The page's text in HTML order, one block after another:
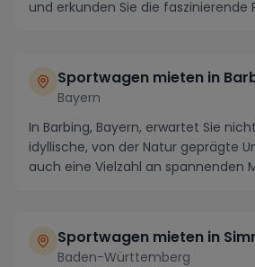
und erkunden Sie die faszinierende
Sportwagen mieten in
Bayern
In Barbing, Bayern, erwartet Sie
idyllische, von der Natur geprägte
auch eine Vielzahl an spannenden
Sportwagen mieten in
Baden-Württemberg